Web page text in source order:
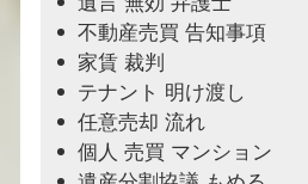
不動産売買 告知事項
家賃 裁判
テナント 明け渡し
任意売却 流れ
個人 売買 マンション